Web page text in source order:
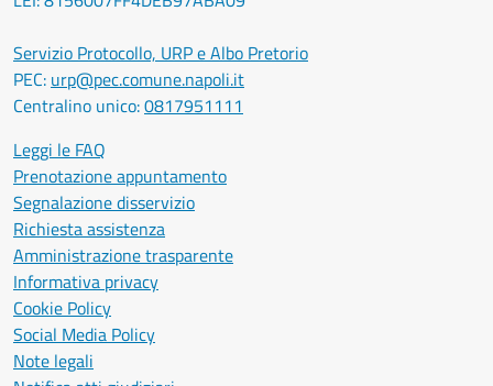
Servizio Protocollo, URP e Albo Pretorio
PEC: urp@pec.comune.napoli.it
Centralino unico:0817951111
Leggi le FAQ
Prenotazione appuntamento
Segnalazione disservizio
Richiesta assistenza
Amministrazione trasparente
Informativa privacy
Cookie Policy
Social Media Policy
Note legali